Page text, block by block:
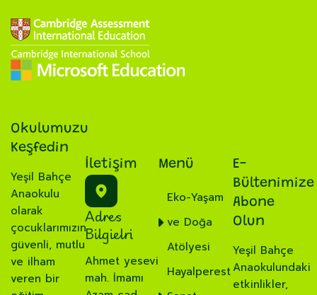
Okulumuzu
Keşfedin
Yeşil Bahçe
Anaokulu
olarak
çocuklarımızın
güvenli, mutlu
ve ilham
veren bir
İletişim
Adres
Bilgielri
Ahmet yesevi
mah. İmamı
Menü
Eko-Yaşam
ve Doğa
Atölyesi
Hayalperest
E-
Bültenimize
Abone
Olun
Yeşil Bahçe
Anaokulundaki
etkinlikler,